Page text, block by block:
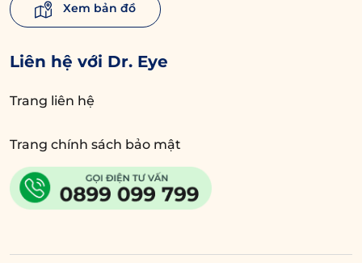
Xem bản đồ
Liên hệ với Dr. Eye
Trang liên hệ
Trang chính sách bảo mật